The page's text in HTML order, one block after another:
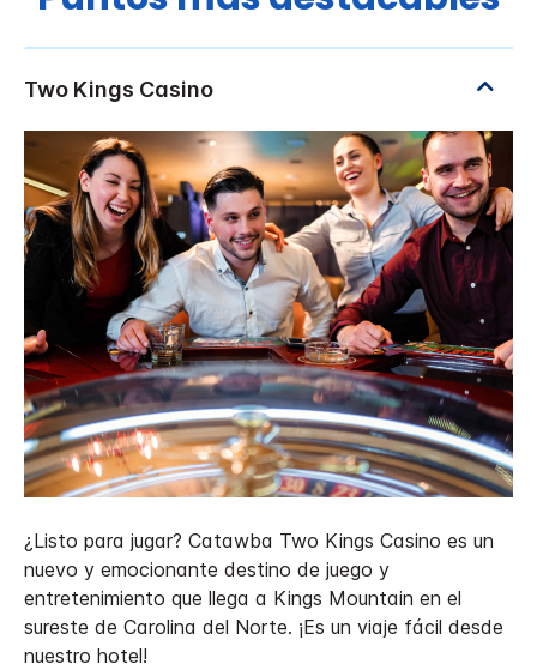
¿Listo para jugar? Catawba Two Kings Casino es un
nuevo y emocionante destino de juego y
entretenimiento que llega a Kings Mountain en el
sureste de Carolina del Norte. ¡Es un viaje fácil desde
nuestro hotel!